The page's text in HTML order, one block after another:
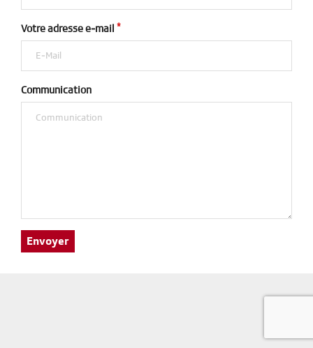
Votre adresse e-mail
Communication
Envoyer